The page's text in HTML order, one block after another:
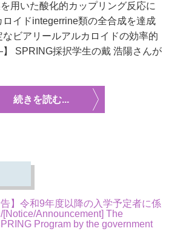
を用いた酸化的カップリング反応に
ロイドintegerrine類の全合成を達成
ビアリールアルカロイドの効率的
SPRING採択学生の戴 浩陽さんが
続きを読む...
告】令和9年度以降の入学予定者に係
[Notice/Announcement] The
Program by the government